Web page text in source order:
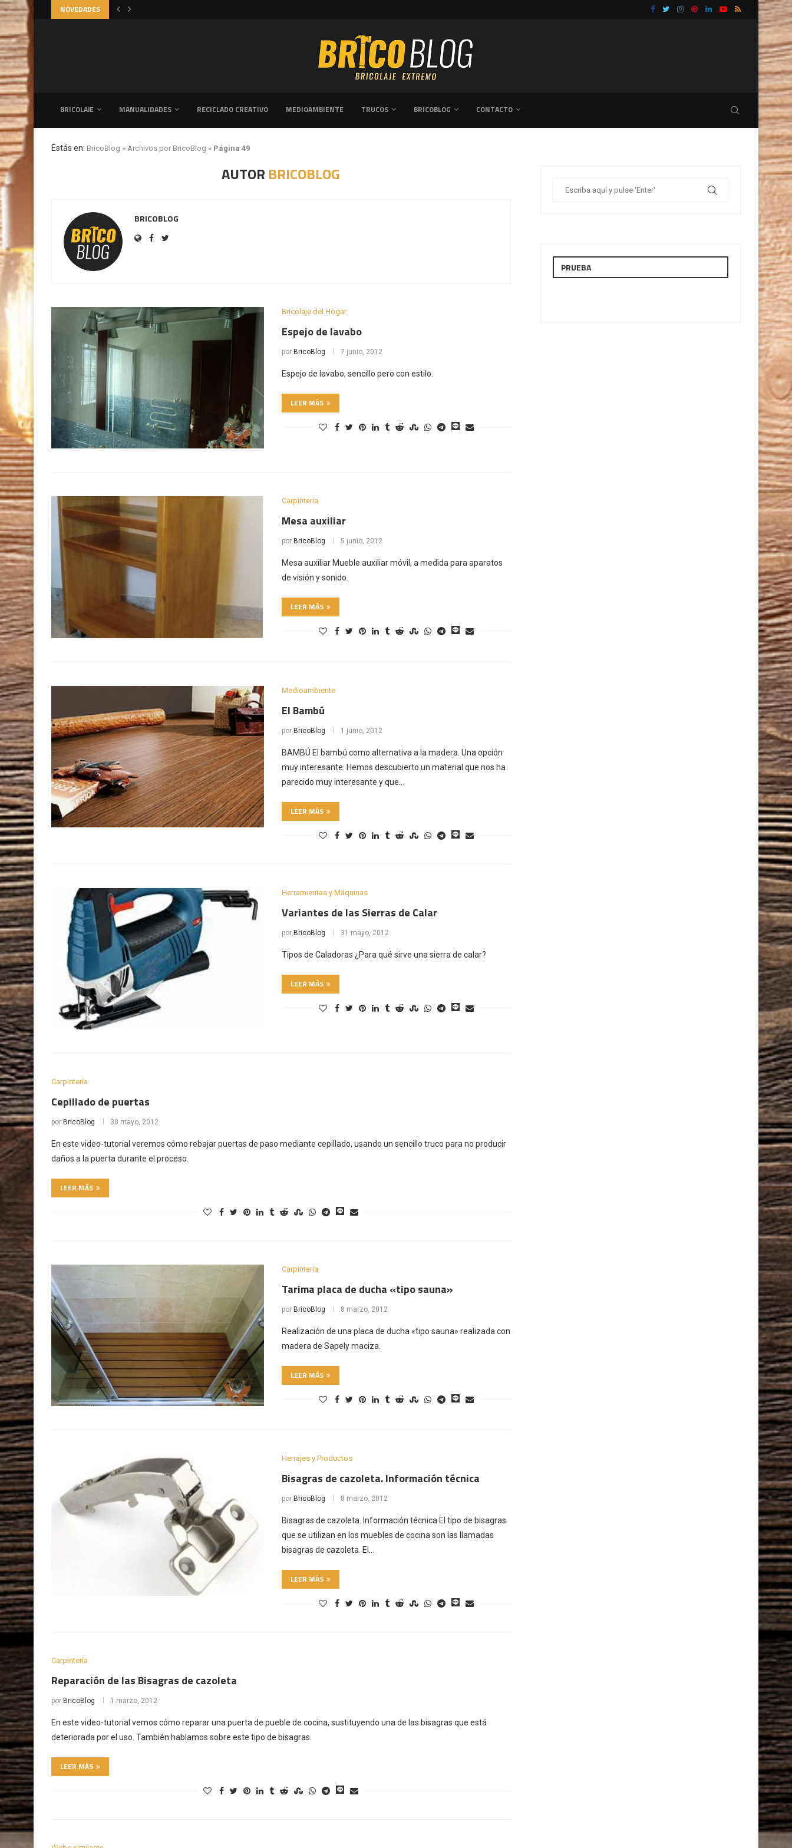
NOVEDADES GUÍA PRÁCTICA PARA ELIMINAR CUCARACHAS
BRICOLAJE MANUALIDADES RECICLADO CREATIVO MEDIOAMBIENTE TRUCOS BRICOBLOG CONTACTO
Estás en: BricoBlog » Archivos por BricoBlog » Página 49
AUTOR BRICOBLOG
BRICOBLOG
Bricolaje del Hogar
Espejo de lavabo
por BricoBlog 7 junio, 2012
Espejo de lavabo, sencillo pero con estilo.
LEER MÁS
Carpintería
Mesa auxiliar
por BricoBlog 5 junio, 2012
Mesa auxiliar Mueble auxiliar móvil, a medida para aparatos
de visión y sonido.
LEER MÁS
Medioambiente
El Bambú
por BricoBlog 1 junio, 2012
BAMBÚ El bambú como alternativa a la madera. Una opción
muy interesante. Hemos descubierto un material que nos ha
parecido muy interesante y que…
LEER MÁS
Herramientas y Máquinas
Variantes de las Sierras de Calar
por BricoBlog 31 mayo, 2012
Tipos de Caladoras ¿Para qué sirve una sierra de calar?
LEER MÁS
Carpintería
Cepillado de puertas
por BricoBlog 30 mayo, 2012
En este video-tutorial veremos cómo rebajar puertas de paso mediante cepillado, usando un sencillo truco para no producir
daños a la puerta durante el proceso.
LEER MÁS
Carpintería
Tarima placa de ducha «tipo sauna»
por BricoBlog 8 marzo, 2012
Realización de una placa de ducha «tipo sauna» realizada con
madera de Sapely maciza.
LEER MÁS
Herrajes y Productos
Bisagras de cazoleta. Información técnica
por BricoBlog 8 marzo, 2012
Bisagras de cazoleta. Información técnica El tipo de bisagras
que se utilizan en los muebles de cocina son las llamadas
bisagras de cazoleta. El…
LEER MÁS
Carpintería
Reparación de las Bisagras de cazoleta
por BricoBlog 1 marzo, 2012
En este video-tutorial vemos cómo reparar una puerta de pueble de cocina, sustituyendo una de las bisagras que está
deteriorada por el uso. También hablamos sobre este tipo de bisagras.
LEER MÁS
PRUEBA